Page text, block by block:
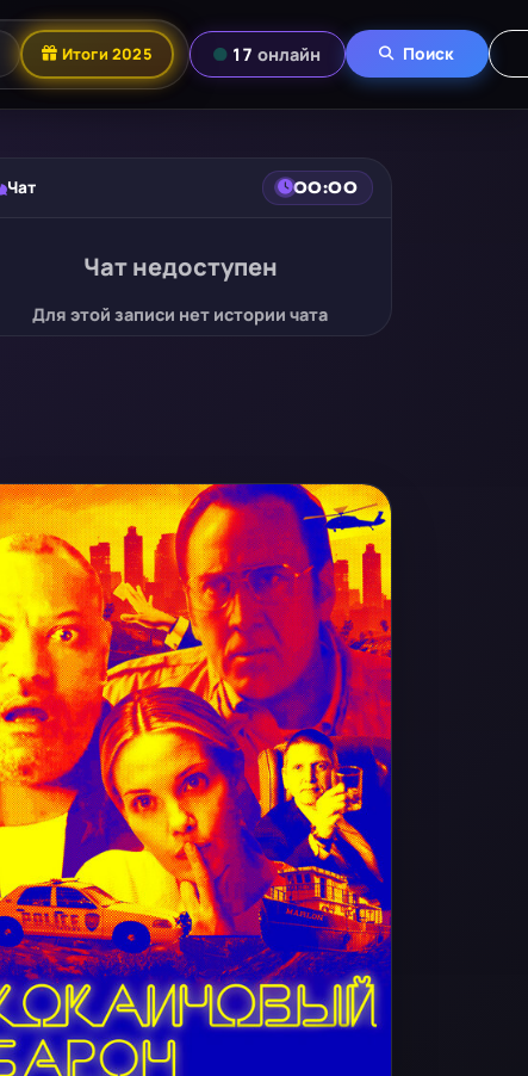
Итоги 2025 17 онлайн Поиск
Чат 00:00
Чат недоступен
Для этой записи нет истории чата